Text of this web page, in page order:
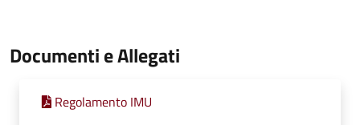
Documenti e Allegati
Regolamento IMU